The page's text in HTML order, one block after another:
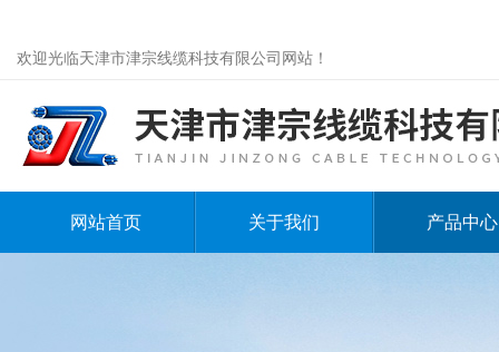
欢迎光临天津市津宗线缆科技有限公司网站！
网站首页 关于我们 产品中心